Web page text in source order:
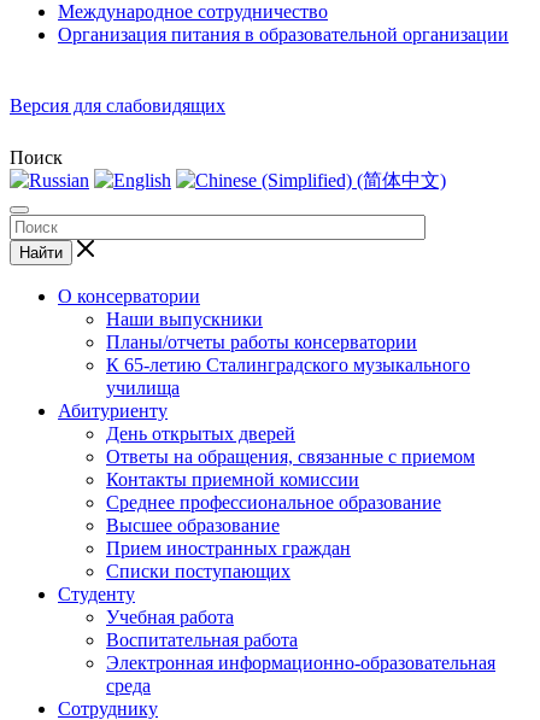
Международное сотрудничество
Организация питания в образовательной организации
Версия для слабовидящих
Поиск
Найти
О консерватории
Наши выпускники
Планы/отчеты работы консерватории
К 65-летию Сталинградского музыкального
училища
Абитуриенту
День открытых дверей
Ответы на обращения, связанные с приемом
Контакты приемной комиссии
Среднее профессиональное образование
Высшее образование
Прием иностранных граждан
Списки поступающих
Студенту
Учебная работа
Воспитательная работа
Электронная информационно-образовательная
среда
Сотруднику